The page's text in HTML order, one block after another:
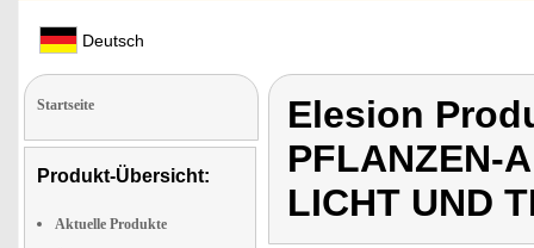
Deutsch
Startseite
Produkt-Übersicht:
Aktuelle Produkte
Elesion
PFLANZEN-
LICHT UND